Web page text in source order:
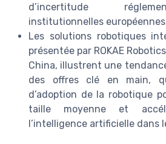
d’incertitude
institutionnelles européennes
Les solutions robotiques
présentée par ROKAE
China, illustrent une
des offres clé en main,
d’adoption de la robotique
taille moyenne et
l’intelligence artificielle dans